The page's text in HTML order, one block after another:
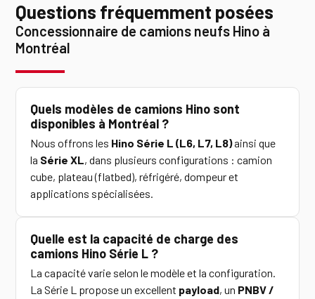
Questions fréquemment posées
Concessionnaire de camions neufs Hino à
Montréal
Quels modèles de camions Hino sont
disponibles à Montréal ?
Nous offrons les Hino Série L (L6, L7, L8)ainsi que
la Série XL, dans plusieurs configurations : camion
cube, plateau (flatbed), réfrigéré, dompeur et
applications spécialisées.
Quelle est la capacité de charge des
camions Hino Série L ?
La capacité varie selon le modèle et la configuration.
La Série L propose un excellent payload, un PNBV /